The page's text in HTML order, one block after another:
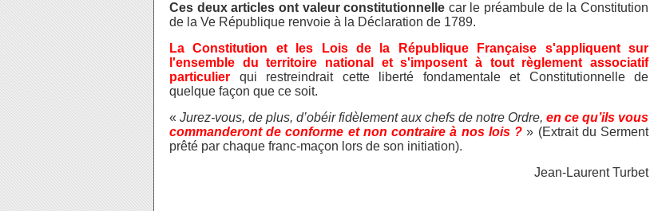
Ces deux articles ont valeur constitutionnelle car le préambule de la Constitution
de la Ve République renvoie à la Déclaration de 1789.
La Constitution et les Lois de la République Française s'appliquent sur
l'ensemble du territoire national et s'imposent à tout règlement associatif
particulier qui restreindrait cette liberté fondamentale et Constitutionnelle de
quelque façon que ce soit.
« Jurez-vous, de plus, d’obéir fidèlement aux chefs de notre Ordre, en ce qu’ils vous
commanderont de conforme et non contraire à nos lois ?» (Extrait du Serment
prêté par chaque franc-maçon lors de son initiation).
Jean-Laurent Turbet